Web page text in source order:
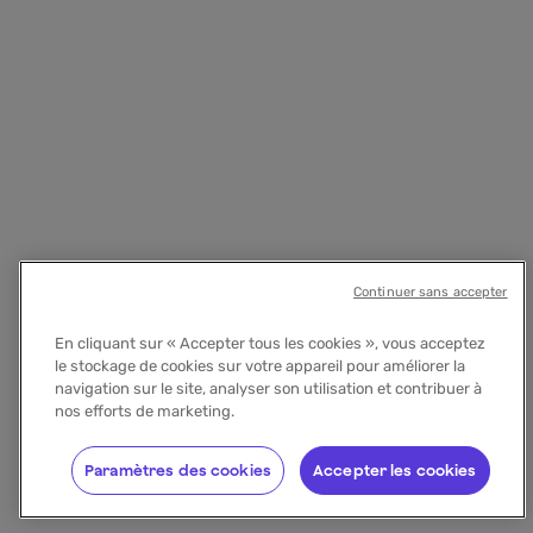
En cliquant sur « Accepter tous les cookies », vous acceptez
le stockage de cookies sur votre appareil pour améliorer la
navigation sur le site, analyser son utilisation et contribuer à
nos efforts de marketing.
Accepter les cookies
Paramètres des cookies
Continuer sans accepter